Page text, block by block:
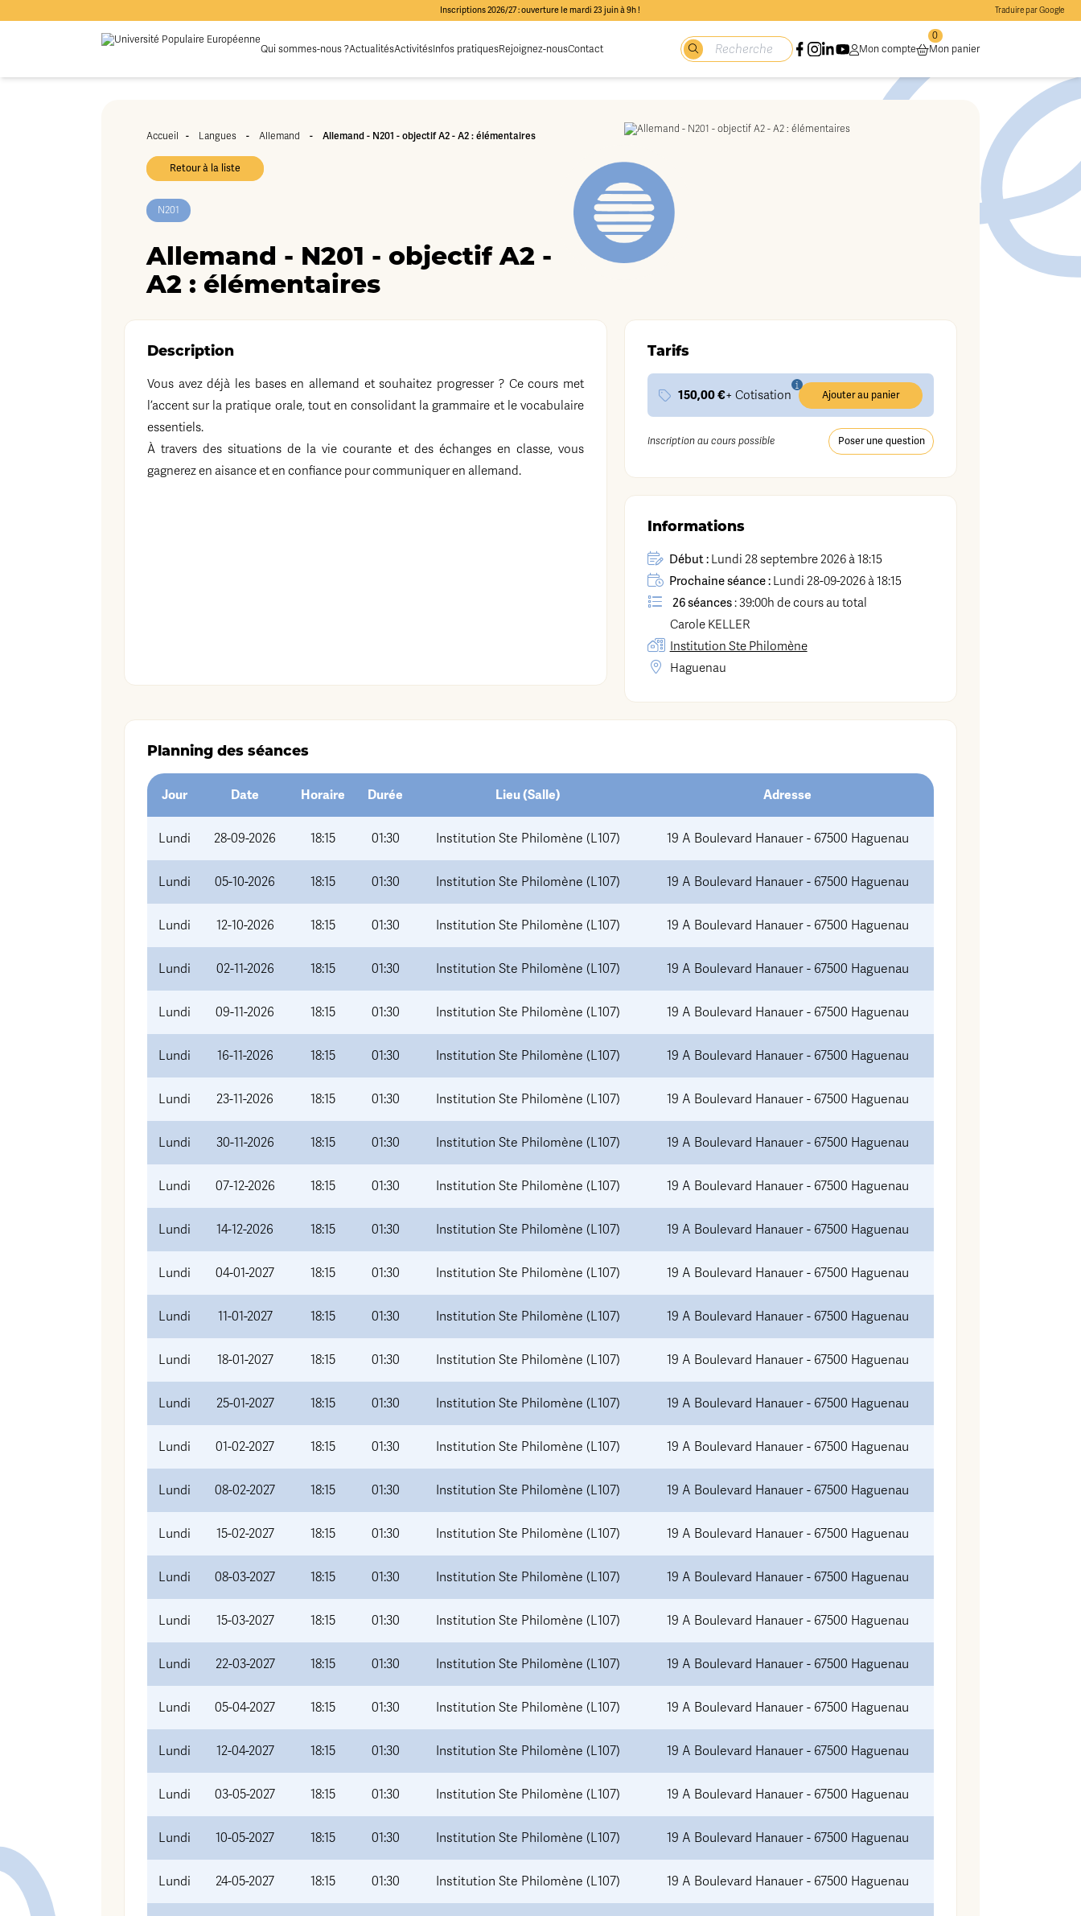
Inscriptions 2026/27 : ouverture le mardi 23 juin à 9h ! Traduire par Google
Qui sommes-nous ?ActualitésActivitésInfos pratiquesRejoignez-nousContact Mon compte Mon panier
0
Accueil - Langues - Allemand - Allemand - N201 - objectif A2 - A2 : élémentaires
Retour à la liste
N201
Allemand - N201 - objectif A2 -
A2 : élémentaires
Description
Vous avez déjà les bases en allemand et souhaitez progresser ? Ce cours met
l’accent sur la pratique orale, tout en consolidant la grammaire et le vocabulaire
essentiels.
À travers des situations de la vie courante et des échanges en classe, vous
gagnerez en aisance et en confiance pour communiquer en allemand.
Tarifs
150,00 €+ Cotisation Ajouter au panier
Inscription au cours possible Poser une question
Informations
Début : Lundi 28 septembre 2026 à 18:15
Prochaine séance : Lundi 28-09-2026 à 18:15
26 séances: 39:00h de cours au total
Carole KELLER
Institution Ste Philomène
Haguenau
Planning des séances
Jour Date Horaire Durée Lieu (Salle) Adresse
Lundi 28-09-2026 18:15 01:30 Institution Ste Philomène (L107) 19 A Boulevard Hanauer - 67500 Haguenau
Lundi 05-10-2026 18:15 01:30 Institution Ste Philomène (L107) 19 A Boulevard Hanauer - 67500 Haguenau
Lundi 12-10-2026 18:15 01:30 Institution Ste Philomène (L107) 19 A Boulevard Hanauer - 67500 Haguenau
Lundi 02-11-2026 18:15 01:30 Institution Ste Philomène (L107) 19 A Boulevard Hanauer - 67500 Haguenau
Lundi 09-11-2026 18:15 01:30 Institution Ste Philomène (L107) 19 A Boulevard Hanauer - 67500 Haguenau
Lundi 16-11-2026 18:15 01:30 Institution Ste Philomène (L107) 19 A Boulevard Hanauer - 67500 Haguenau
Lundi 23-11-2026 18:15 01:30 Institution Ste Philomène (L107) 19 A Boulevard Hanauer - 67500 Haguenau
Lundi 30-11-2026 18:15 01:30 Institution Ste Philomène (L107) 19 A Boulevard Hanauer - 67500 Haguenau
Lundi 07-12-2026 18:15 01:30 Institution Ste Philomène (L107) 19 A Boulevard Hanauer - 67500 Haguenau
Lundi 14-12-2026 18:15 01:30 Institution Ste Philomène (L107) 19 A Boulevard Hanauer - 67500 Haguenau
Lundi 04-01-2027 18:15 01:30 Institution Ste Philomène (L107) 19 A Boulevard Hanauer - 67500 Haguenau
Lundi 11-01-2027 18:15 01:30 Institution Ste Philomène (L107) 19 A Boulevard Hanauer - 67500 Haguenau
Lundi 18-01-2027 18:15 01:30 Institution Ste Philomène (L107) 19 A Boulevard Hanauer - 67500 Haguenau
Lundi 25-01-2027 18:15 01:30 Institution Ste Philomène (L107) 19 A Boulevard Hanauer - 67500 Haguenau
Lundi 01-02-2027 18:15 01:30 Institution Ste Philomène (L107) 19 A Boulevard Hanauer - 67500 Haguenau
Lundi 08-02-2027 18:15 01:30 Institution Ste Philomène (L107) 19 A Boulevard Hanauer - 67500 Haguenau
Lundi 15-02-2027 18:15 01:30 Institution Ste Philomène (L107) 19 A Boulevard Hanauer - 67500 Haguenau
Lundi 08-03-2027 18:15 01:30 Institution Ste Philomène (L107) 19 A Boulevard Hanauer - 67500 Haguenau
Lundi 15-03-2027 18:15 01:30 Institution Ste Philomène (L107) 19 A Boulevard Hanauer - 67500 Haguenau
Lundi 22-03-2027 18:15 01:30 Institution Ste Philomène (L107) 19 A Boulevard Hanauer - 67500 Haguenau
Lundi 05-04-2027 18:15 01:30 Institution Ste Philomène (L107) 19 A Boulevard Hanauer - 67500 Haguenau
Lundi 12-04-2027 18:15 01:30 Institution Ste Philomène (L107) 19 A Boulevard Hanauer - 67500 Haguenau
Lundi 03-05-2027 18:15 01:30 Institution Ste Philomène (L107) 19 A Boulevard Hanauer - 67500 Haguenau
Lundi 10-05-2027 18:15 01:30 Institution Ste Philomène (L107) 19 A Boulevard Hanauer - 67500 Haguenau
Lundi 24-05-2027 18:15 01:30 Institution Ste Philomène (L107) 19 A Boulevard Hanauer - 67500 Haguenau